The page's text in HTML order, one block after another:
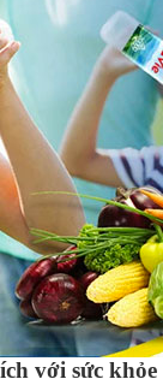
với sức khỏe